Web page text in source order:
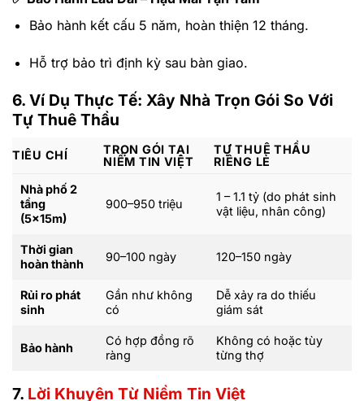
Bảo hành kết cấu 5 năm, hoàn thiện 12 tháng.
Hỗ trợ bảo trì định kỳ sau bàn giao.
6. Ví Dụ Thực Tế: Xây Nhà Trọn Gói So Với
Tự Thuê Thầu
TIÊU CHÍ
TRỌN GÓI TẠI
NIỀM TIN VIỆT
TỰ THUÊ THẦU
RIÊNG LẺ
Nhà phố 2
tầng
(5x15m)
900–950 triệu
1 – 1.1 tỷ (do phát sinh
vật liệu, nhân công)
Thời gian
hoàn thành
90–100 ngày 120–150 ngày
Rủi ro phát
sinh
Gần như không
có
Dễ xảy ra do thiếu
giám sát
Bảo hành
Có hợp đồng rõ
ràng
Không có hoặc tùy
từng thợ
7. Lời Khuyên Từ Niềm Tin Việt